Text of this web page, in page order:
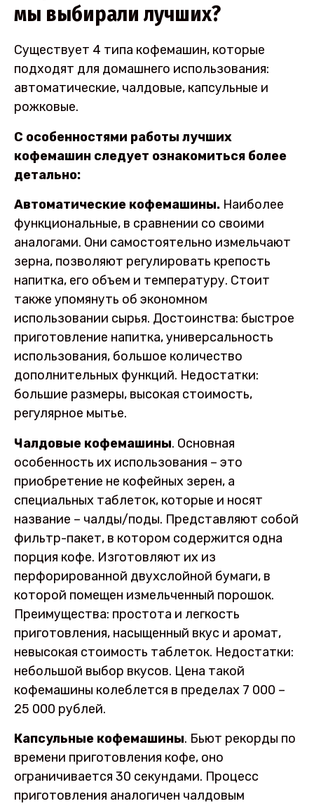
мы выбирали лучших?
Существует 4 типа кофемашин, которые
подходят для домашнего использования:
автоматические, чалдовые, капсульные и
рожковые.
С особенностями работы лучших
кофемашин следует ознакомиться более
детально:
Автоматические кофемашины. Наиболее
функциональные, в сравнении со своими
аналогами. Они самостоятельно измельчают
зерна, позволяют регулировать крепость
напитка, его объем и температуру. Стоит
также упомянуть об экономном
использовании сырья. Достоинства: быстрое
приготовление напитка, универсальность
использования, большое количество
дополнительных функций. Недостатки:
большие размеры, высокая стоимость,
регулярное мытье.
Чалдовые кофемашины. Основная
особенность их использования – это
приобретение не кофейных зерен, а
специальных таблеток, которые и носят
название – чалды/поды. Представляют собой
фильтр-пакет, в котором содержится одна
порция кофе. Изготовляют их из
перфорированной двухслойной бумаги, в
которой помещен измельченный порошок.
Преимущества: простота и легкость
приготовления, насыщенный вкус и аромат,
невысокая стоимость таблеток. Недостатки:
небольшой выбор вкусов. Цена такой
кофемашины колеблется в пределах 7 000 –
25 000 рублей.
Капсульные кофемашины. Бьют рекорды по
времени приготовления кофе, оно
ограничивается 30 секундами. Процесс
приготовления аналогичен чалдовым